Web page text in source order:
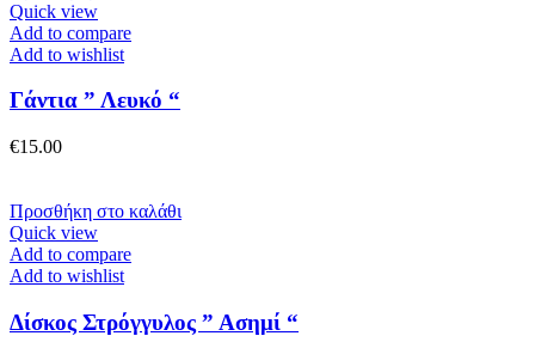
Quick view
Add to compare
Add to wishlist
Γάντια ” Λευκό “
€15.00
Προσθήκη στο καλάθι
Quick view
Add to compare
Add to wishlist
Δίσκος Στρόγγυλος ” Ασημί “